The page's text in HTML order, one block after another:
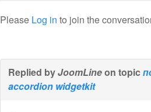
Please Log in to join the
Replied byJoomLineon topic
accordion widgetkit